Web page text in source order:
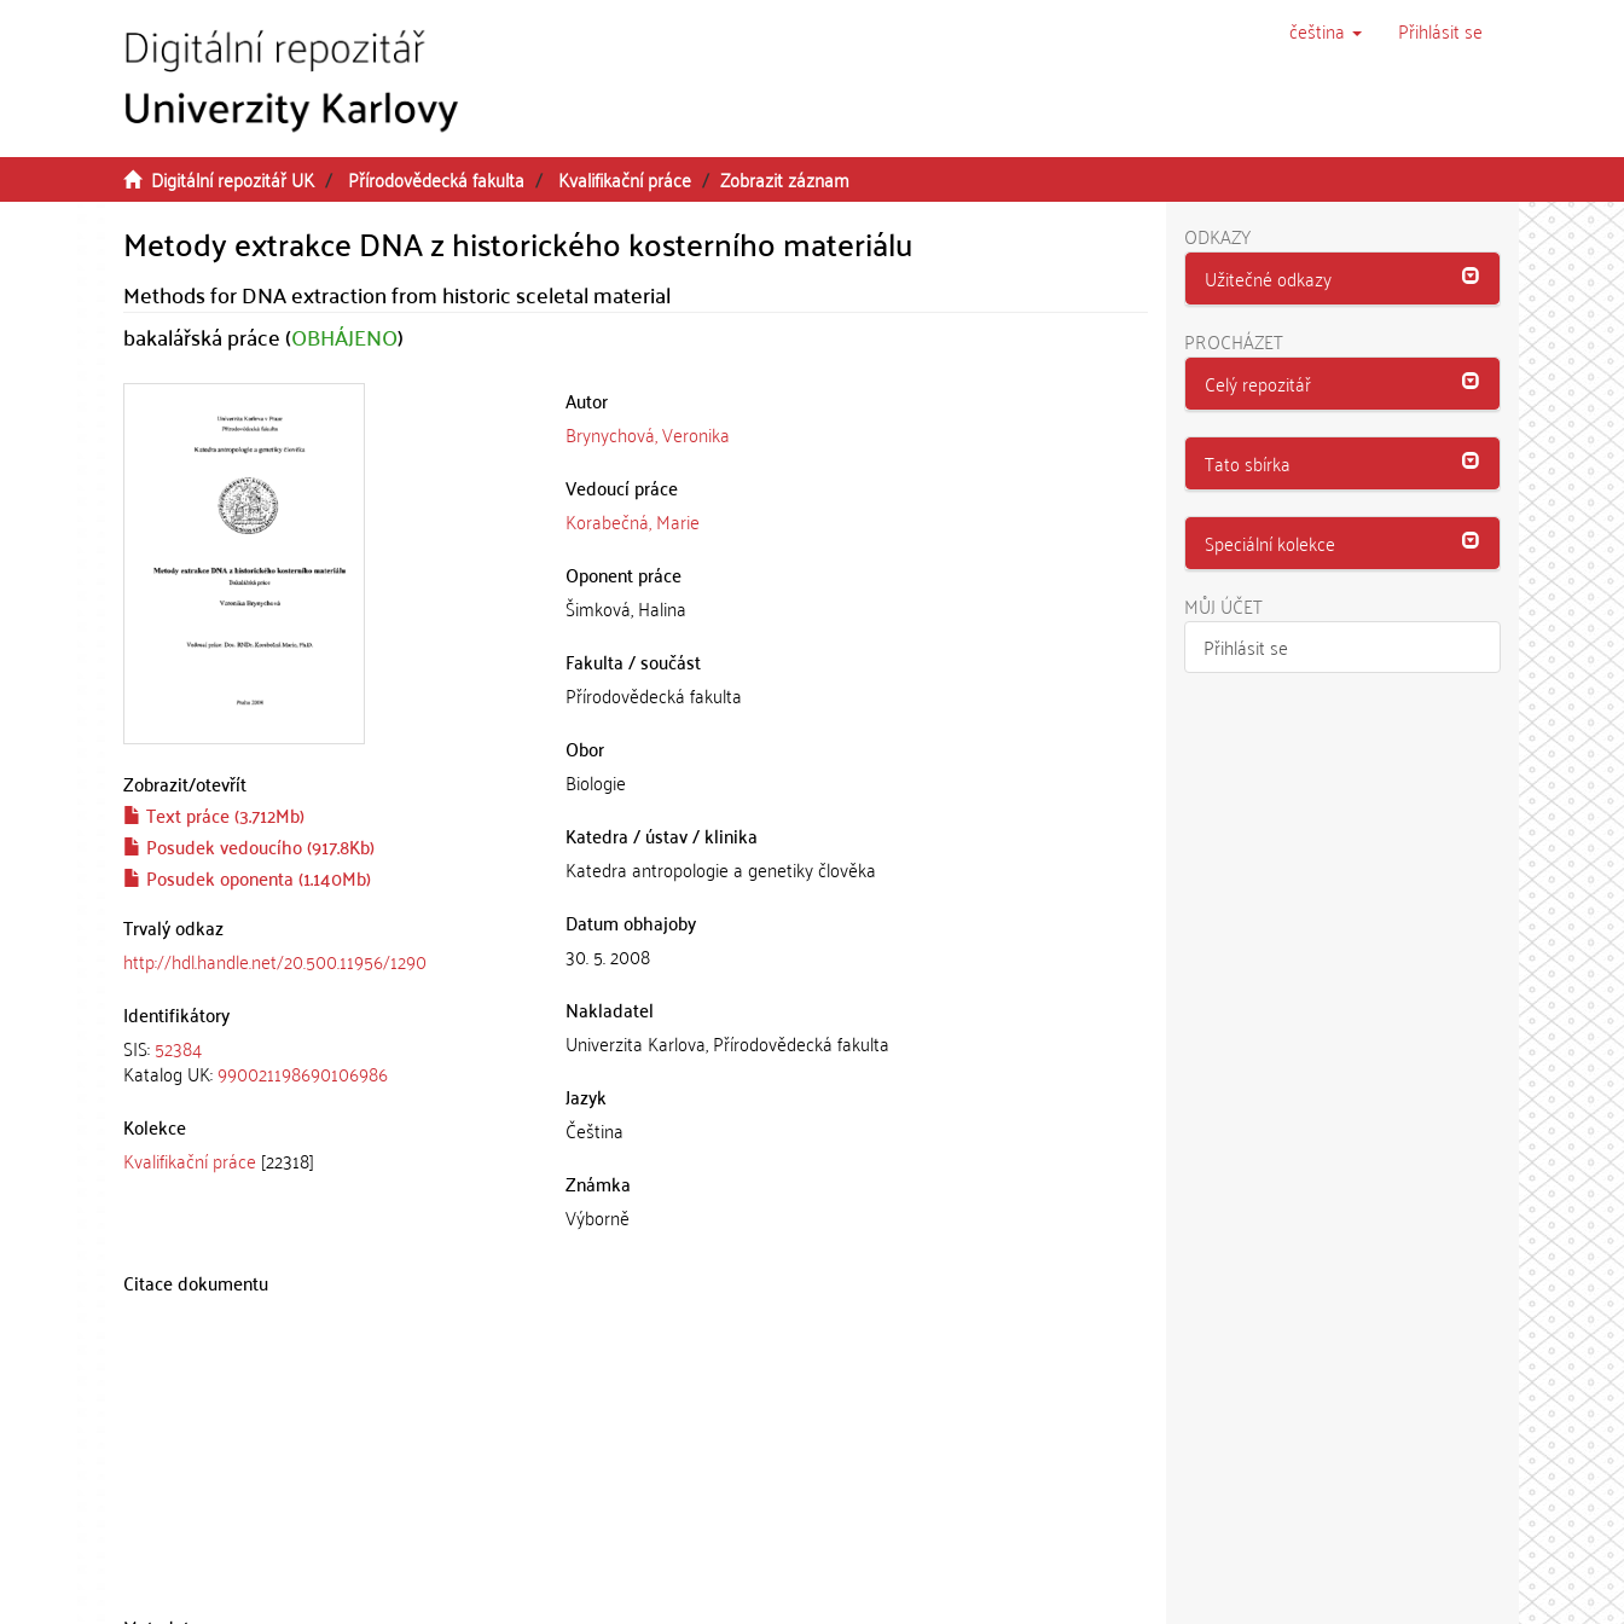
čeština Přihlásit se
Digitální repozitář UK Přírodovědecká fakulta Kvalifikační práce Zobrazit záznam
Metody extrakce DNA z historického kosterního materiálu
Methods for DNA extraction from historic sceletal material
bakalářská práce (OBHÁJENO)
Zobrazit/otevřít
Text práce (3.712Mb)
Posudek vedoucího (917.8Kb)
Posudek oponenta (1.140Mb)
Trvalý odkaz
http://hdl.handle.net/20.500.11956/1290
Identifikátory
SIS:52384
Katalog UK:990021198690106986
Kolekce
Kvalifikační práce [22318]
Autor
Brynychová, Veronika
Vedoucí práce
Korabečná, Marie
Oponent práce
Šimková, Halina
Fakulta / součást
Přírodovědecká fakulta
Obor
Biologie
Katedra / ústav / klinika
Katedra antropologie a genetiky člověka
Datum obhajoby
30. 5. 2008
Nakladatel
Univerzita Karlova, Přírodovědecká fakulta
Jazyk
Čeština
Známka
Výborně
Citace dokumentu
ODKAZY
Užitečné odkazy
PROCHÁZET
Celý repozitář
Tato sbírka
Speciální kolekce
MŮJ ÚČET
Přihlásit se